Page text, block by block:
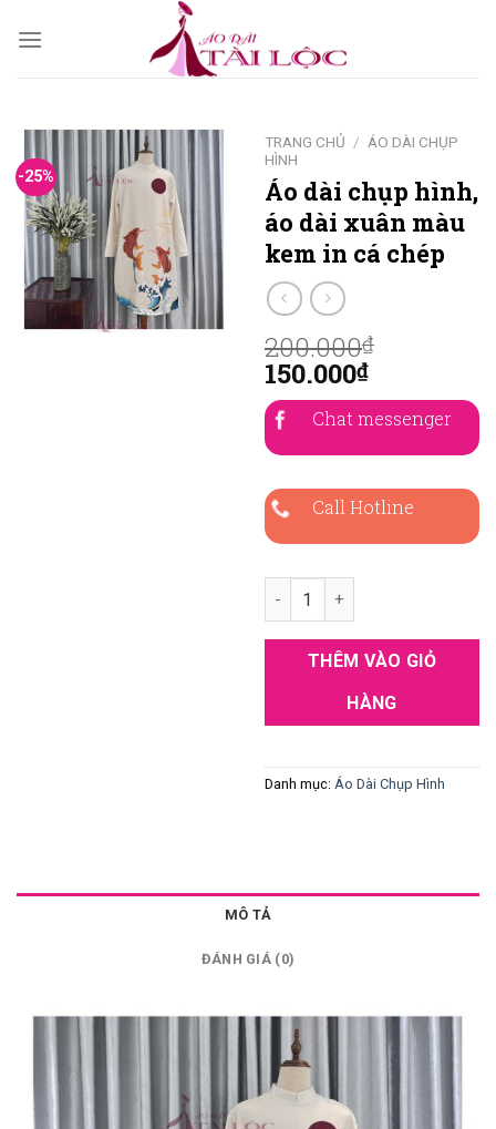
-25%
TRANG CHỦ / ÁO DÀI CHỤP
HÌNH
Áo dài chụp hình,
áo dài xuân màu
kem in cá chép
200.000₫
150.000₫
Chat messenger
Call Hotline
Áo dài chụp hình, áo dài
THÊM VÀO GIỎ
HÀNG
Danh mục: Áo Dài Chụp Hình
MÔ TẢ
ĐÁNH GIÁ (0)